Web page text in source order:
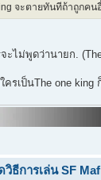
จะตายทันทีถ้าถูกคน
จะไม่พูดว่านายก.
ครเป็นThe one
วิธีการเล่น SF